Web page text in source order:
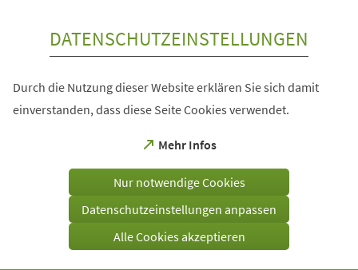
DATENSCHUTZEINSTELLUNGEN
Durch die Nutzung dieser Website erklären Sie sich damit
einverstanden, dass diese Seite Cookies verwendet.
Mehr Infos
(Öffnet
einem
Tab)
Nur notwendige Cookies
Datenschutzeinstellungen anpassen
Alle Cookies akzeptieren